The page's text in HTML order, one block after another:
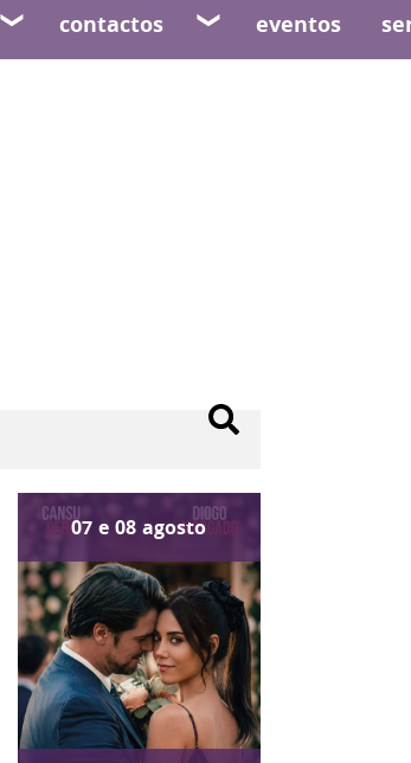
contactos eventos
07 e 08 agosto